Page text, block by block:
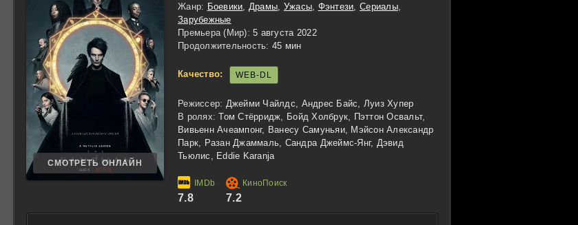
СМОТРЕТЬ ОНЛАЙН
Жанр: Боевики, Драмы, Ужасы, Фэнтези, Сериалы,
Зарубежные
Премьера (Мир): 5 августа 2022
Продолжительность: 45 мин
Качество: WEB-DL
Режиссер: Джейми Чайлдс, Андрес Байс, Луиз Хупер
В ролях: Том Стёрридж, Бойд Холбрук, Пэттон Освальт,
Вивьенн Ачеампонг, Ванесу Самуньяи, Мэйсон Александр
Парк, Разан Джаммаль, Сандра Джеймс-Янг, Дэвид
Тьюлис, Eddie Karanja
7.8 7.2